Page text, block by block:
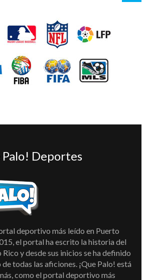
Palo! Deportes
deportivo más leído en Puerto
el portal ha escrito la historia del
y desde sus inicios se ha definido
todas las aficiones. ¡Que Palo! está
como el portal deportivo más